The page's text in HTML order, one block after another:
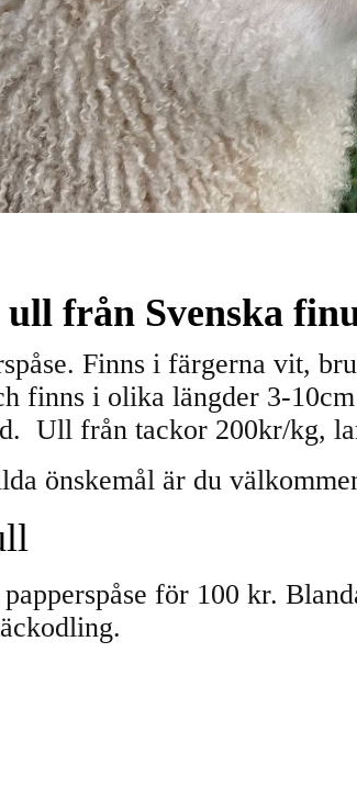
från Svenska
Finns i färgerna vit,
finns i olika längder 3-
Ull från tackor 200kr/kg,
önskemål är du
för 100 kr.